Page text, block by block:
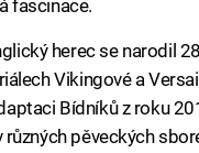
fascinace.
herec se narodil
Vikingové a
Bídníků z roku
různých pěveckých